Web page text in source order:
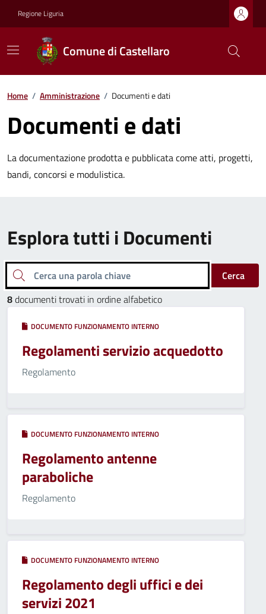
Regione Liguria
Comune di Castellaro
Home / Amministrazione / Documenti e dati
Documenti e dati
La documentazione prodotta e pubblicata come atti, progetti,
bandi, concorsi e modulistica.
Esplora tutti i Documenti
Cerca una parola chiave
Cerca
8documenti trovati in ordine alfabetico
DOCUMENTO FUNZIONAMENTO INTERNO
Regolamenti servizio acquedotto
Regolamento
DOCUMENTO FUNZIONAMENTO INTERNO
Regolamento antenne
paraboliche
Regolamento
DOCUMENTO FUNZIONAMENTO INTERNO
Regolamento degli uffici e dei
servizi 2021